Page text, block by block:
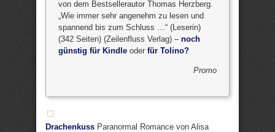
von dem Bestsellerautor Thomas Herzberg.
„Wie immer sehr angenehm zu lesen und
spannend bis zum Schluss …“ (Leserin)
(342 Seiten) (Zeilenfluss Verlag) – noch
günstig für Kindle oder für Tolino?
Promo
Drachenkuss Paranormal Romance von Alisa